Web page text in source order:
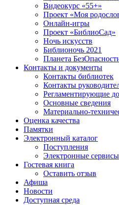
Видеокурс «55+»
Проект «Моя
Онлайн-игры
Проект «БиблиоСад»
Ночь искусств
Библионочь 2021
Планета
Контакты и документы
Контакты библиотек
Контакты
Регламентирующие
Основные сведения
Материально-
Оценка качества
Памятки
Электронный каталог
Поступления
Электронные сервисы
Гостевая книга
Оставить отзыв
Афиша
Новости
Доступная среда